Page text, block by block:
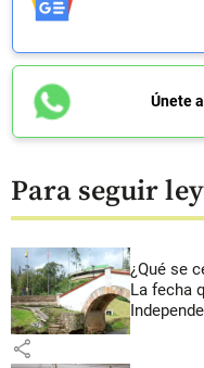
Únete
Para seguir
¿Qué se
La fecha
share